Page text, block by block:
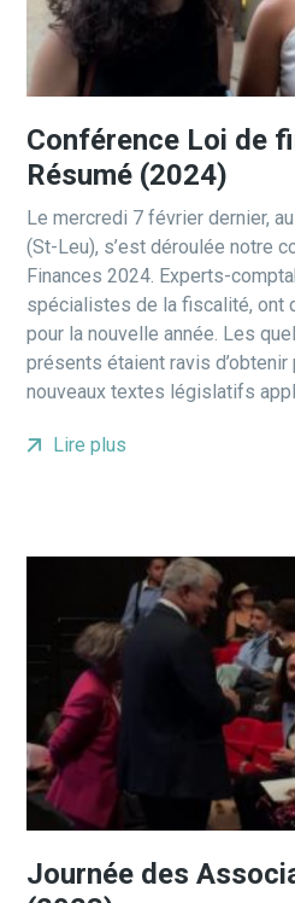
Conférence Loi de
Résumé (2024)
Le mercredi 7 février dernier,
(St-Leu), s’est déroulée notre
Finances 2024. Experts-
spécialistes de la fiscalité, ont
pour la nouvelle année. Les
présents étaient ravis
nouveaux textes législatifs
Lire plus
Journée des